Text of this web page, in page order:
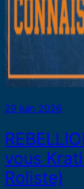
29 juin 2026
vous
Roliste)